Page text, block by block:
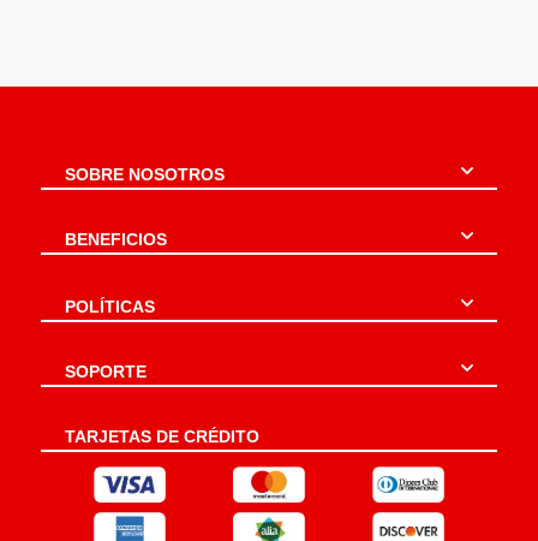
SOBRE NOSOTROS
BENEFICIOS
POLÍTICAS
SOPORTE
TARJETAS DE CRÉDITO